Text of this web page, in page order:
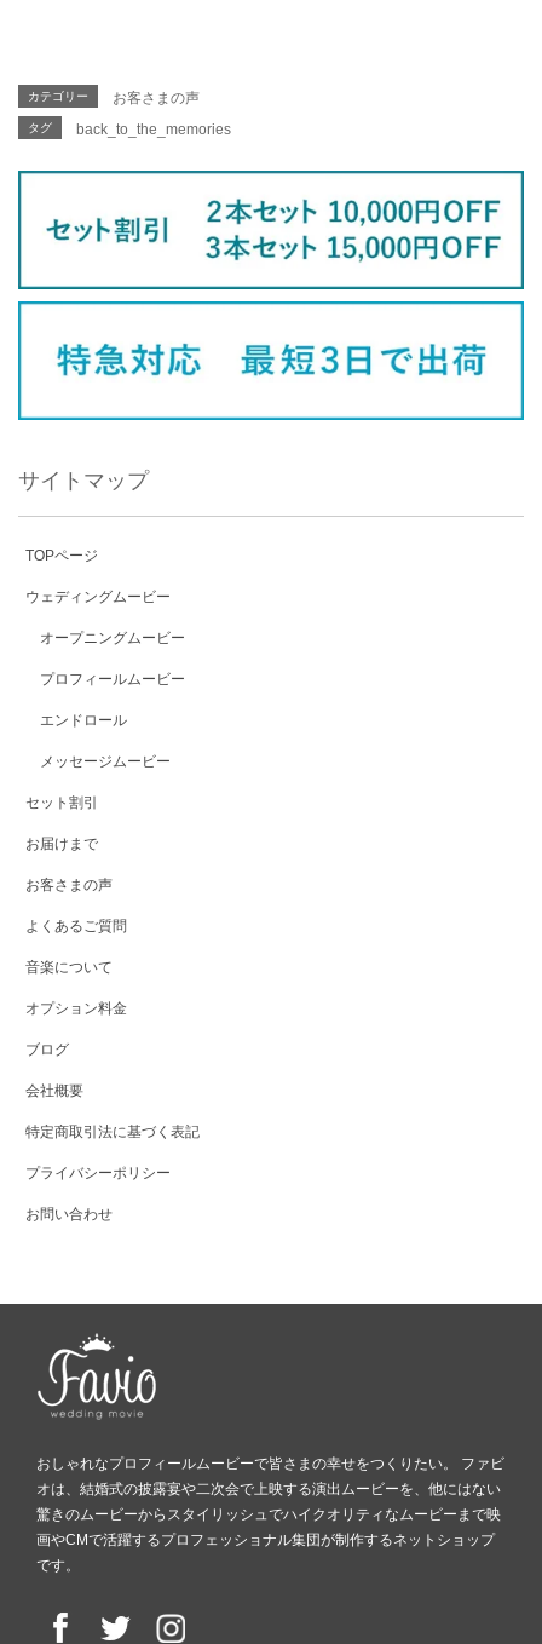
カテゴリー お客さまの声
タグ back_to_the_memories
サイトマップ
TOPページ
ウェディングムービー
オープニングムービー
プロフィールムービー
エンドロール
メッセージムービー
セット割引
お届けまで
お客さまの声
よくあるご質問
音楽について
オプション料金
ブログ
会社概要
特定商取引法に基づく表記
プライバシーポリシー
お問い合わせ
おしゃれなプロフィールムービーで皆さまの幸せをつくりたい。 ファビ
オは、結婚式の披露宴や二次会で上映する演出ムービーを、他にはない
驚きのムービーからスタイリッシュでハイクオリティなムービーまで映
画やCMで活躍するプロフェッショナル集団が制作するネットショップ
です。